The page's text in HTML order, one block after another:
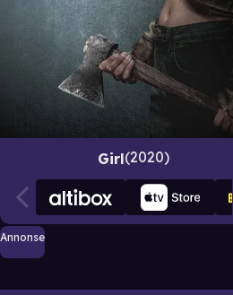
Girl 2020
Annonse